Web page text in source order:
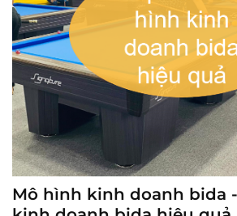
Mô hình kinh doanh bida